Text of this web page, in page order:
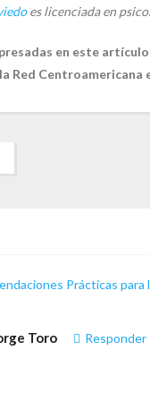
es licenciada en
en este
Red Centroamericana
Prácticas
Toro Responder